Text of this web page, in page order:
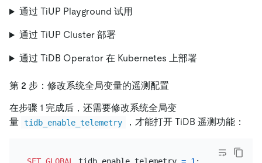
通过 TiUP Playground 试用
通过 TiUP Cluster 部署
通过 TiDB Operator 在 Kubernetes 上部署
第 2 步：修改系统全局变量的遥测配置
在步骤 1 完成后，还需要修改系统全局变
量 tidb_enable_telemetry ，才能打开 TiDB 遥测功能：